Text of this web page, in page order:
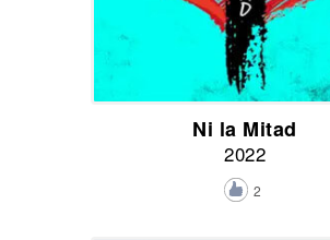
Ni la Mitad
2022
2